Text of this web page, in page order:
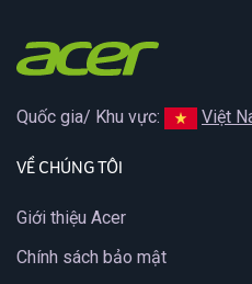
Quốc gia/ Khu vực: Việt
VỀ CHÚNG TÔI
Giới thiệu Acer
Chính sách bảo mật